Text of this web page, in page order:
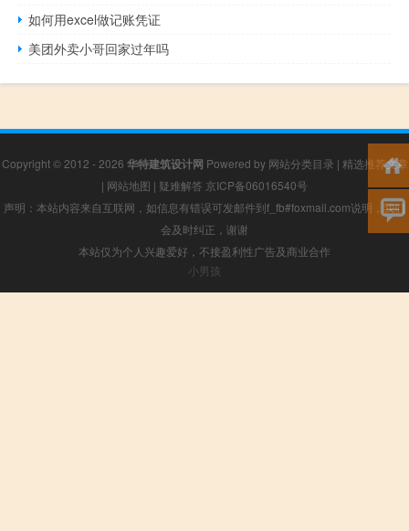
如何用excel做记账凭证
美团外卖小哥回家过年吗
Copyright © 2012 - 2026 华特建筑设计网 Powered by 网站分类目录 | 精选推荐文章
| 网站地图 | 疑难解答 京ICP备06016540号
声明：本站内容来自互联网，如信息有错误可发邮件到f_fb#foxmail.com说明，我们
会及时纠正，谢谢
本站仅为个人兴趣爱好，不接盈利性广告及商业合作
小男孩